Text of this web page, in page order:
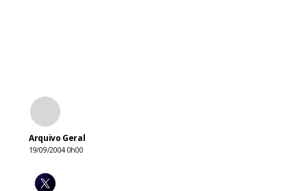
Arquivo Geral
19/09/2004 0h00